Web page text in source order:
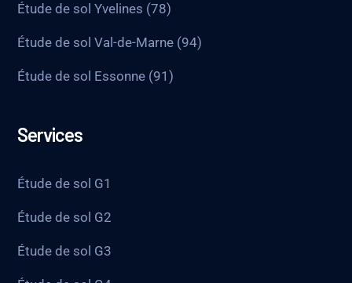
Étude de sol Yvelines (78)
Étude de sol Val-de-Marne (94)
Étude de sol Essonne (91)
Services
Étude de sol G1
Étude de sol G2
Étude de sol G3